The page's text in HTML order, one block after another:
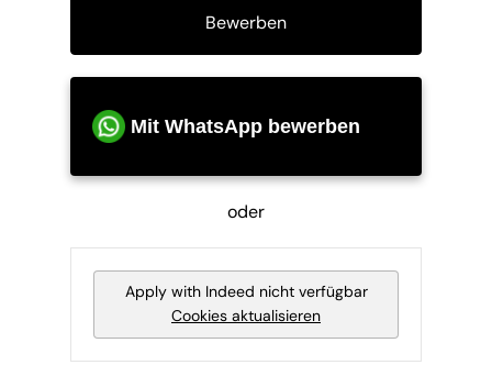
Bewerben
Mit WhatsApp bewerben
oder
Apply with Indeed nicht verfügbar
Cookies aktualisieren